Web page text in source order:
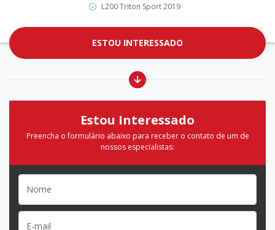
L200 Triton Sport 2019
ESTOU INTERESSADO
Estou Interessado
Preencha o formulário abaixo para receber o contato de um de
nossos especialistas: